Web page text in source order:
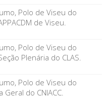
Polo de Viseu do
de Viseu.
Polo de Viseu do
Plenária do CLAS.
Polo de Viseu do
do CNIACC.